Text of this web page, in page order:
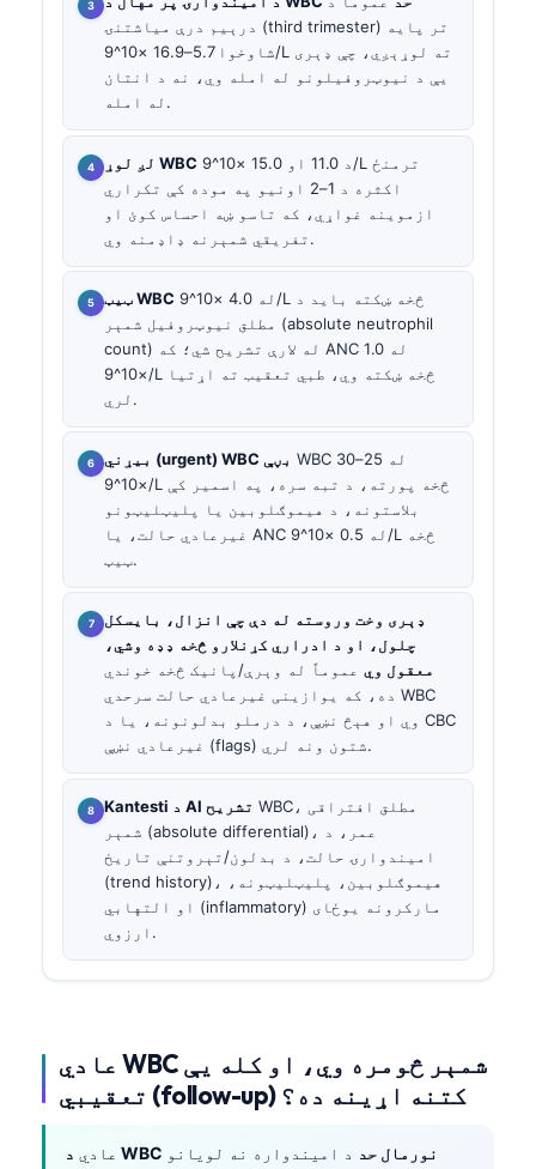
درېیم درې میاشتنۍ (third trimester) تر پایه
شاوخوا 5.7–16.9 ×10^9/L ته لوړېږي، چې ډېری
یې د نیوټروفیلونو له امله وي، نه د انتان
له امله.
لږ لوړ WBC
اکثره د 1–2 اونیو په موده کې تکراري
ازموینه غواړي، که تاسو ښه احساس کوئ او
تفریقي شمېرنه ډاډمنه وي.
ټیټ WBC
مطلق نیوټروفیل شمېر (absolute neutrophil
count) له لارې تشریح شي؛ که ANC له 1.0
×10^9/L څخه ښکته وي، طبي تعقیب ته اړتیا
لري.
بیړني (urgent) WBC بڼې WBC له 25–30
×10^9/L څخه پورته، د تبه سره، په اسمیر کې
بلاستونه، د هیموګلوبین یا پلیټلیټونو
غیرعادي حالت، یا ANC له 0.5 ×10^9/L څخه
ټیټ.
ډېری وخت وروسته له دې چې انزال، بایسکل
چلول، او د ادراري کړنلارو څخه ډډه وشي،
معقول وي عموماً له وېرې/پانیک څخه خوندي
ده، که یوازینی غیرعادي حالت سرحدي WBC
وي او هېڅ نښې، د درملو بدلونونه، یا د CBC
غیرعادي نښې (flags) شتون ونه لري.
Kantesti د AI تشریح WBC، مطلق افتراقی
شمېر (absolute differential)، عمر، د
امیندوارۍ حالت، د بدلون/تېروتنې تاریخ
(trend history)، هیموګلوبین، پلیټلیټونه،
او التهابي (inflammatory) مارکرونه یوځای
ارزوي.
عادي WBC شمېر څومره وي، او کله یې
تعقیبي (follow-up) کتنه اړینه ده؟
عادي د WBC نورمال حد د امیندواره نه لویانو